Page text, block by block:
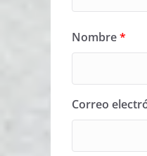
Nombre*
Correo